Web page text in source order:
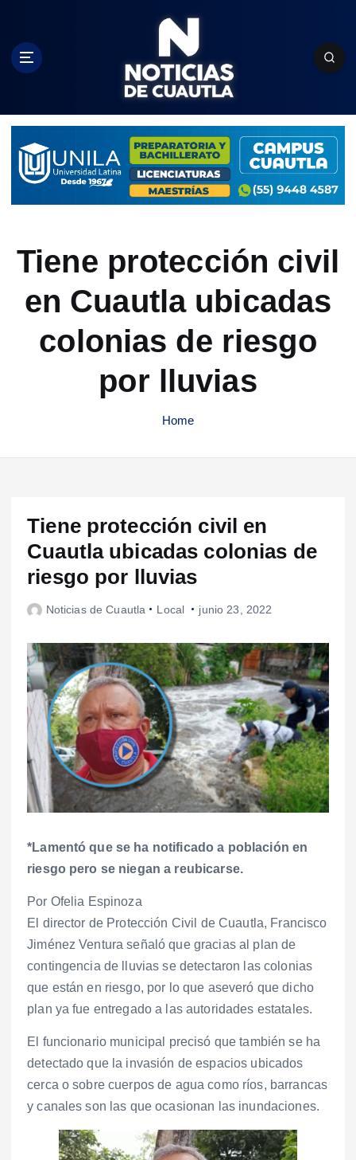
c
Tiene protección civil
en Cuautla ubicadas
colonias de riesgo
por lluvias
Home
Tiene protección civil en
Cuautla ubicadas colonias de
riesgo por lluvias
Noticias de Cuautla Local junio 23, 2022
*Lamentó que se ha notificado a población en
riesgo pero se niegan a reubicarse.
Por Ofelia Espinoza
El director de Protección Civil de Cuautla, Francisco
Jiménez Ventura señaló que gracias al plan de
contingencia de lluvias se detectaron las colonias
que están en riesgo, por lo que aseveró que dicho
plan ya fue entregado a las autoridades estatales.
El funcionario municipal precisó que también se ha
detectado que la invasión de espacios ubicados
cerca o sobre cuerpos de agua como ríos, barrancas
y canales son las que ocasionan las inundaciones.